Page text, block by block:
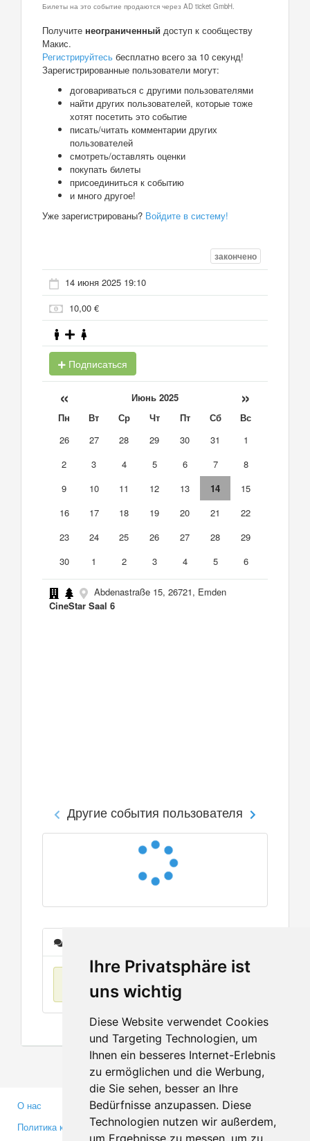
Ihre Privatsphäre ist
uns wichtig
Diese Website verwendet Cookies
und Targeting Technologien, um
Ihnen ein besseres Internet-Erlebnis
zu ermöglichen und die Werbung,
die Sie sehen, besser an Ihre
Bedürfnisse anzupassen. Diese
Technologien nutzen wir außerdem,
um Ergebnisse zu messen, um zu
Билеты на это событие продаются через AD ticket GmbH.
Получите неограниченный доступ к сообществу
Макис.
Регистрируйтесь бесплатно всего за 10 секунд!
Зарегистрированные пользователи могут:
договариваться с другими пользователями
найти других пользователей, которые тоже
хотят посетить это событие
писать/читать комментарии других
пользователей
смотреть/оставлять оценки
покупать билеты
присоединиться к событию
и много другое!
Уже зарегистрированы? Войдите в систему!
закончено
14 июня 2025 19:10
10,00 €
Подписаться
« Июнь 2025 »
Пн Вт Ср Чт Пт Сб
Вс
26
27 28 29 30 31
1
2
3 4 5 6 7
8
9
10 11 12 13 14
15
16
17 18 19 20 21
22
23
24 25 26 27 28
29
30
1 2 3 4 5 6
Abdenastraße 15, 26721, Emden
CineStar Saal 6
Другие события пользователя
О нас
Политика конфиденциальности
Партнерам
Инвесторам